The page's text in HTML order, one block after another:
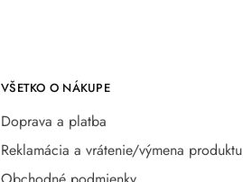
VŠETKO O NÁKUPE
Doprava a platba
Reklamácia a vrátenie/výmena produktu